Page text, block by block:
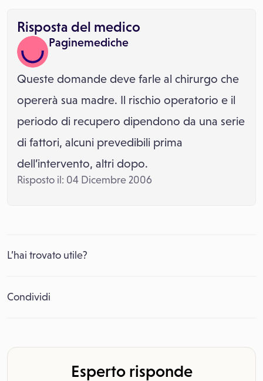
Risposta del medico
Paginemediche
Queste domande deve farle al chirurgo che
opererà sua madre. Il rischio operatorio e il
periodo di recupero dipendono da una serie
di fattori, alcuni prevedibili prima
dell’intervento, altri dopo.
Risposto il: 04 Dicembre 2006
L’hai trovato utile?
Condividi
Esperto risponde